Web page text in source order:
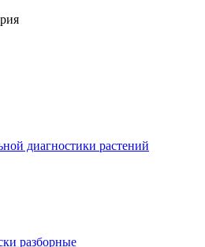
диагностики растений
разборные